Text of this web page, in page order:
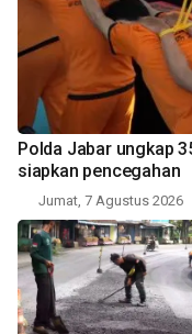
Polda Jabar ungkap
siapkan pencegahan
Jumat, 7 Agustus 2026